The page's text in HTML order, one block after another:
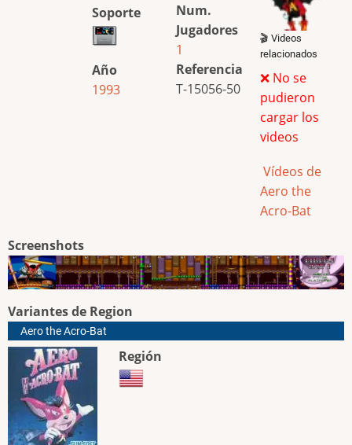
Soporte
Año
1993
Num.
Jugadores
1
Referencia
T-15056-50
🎬 Videos
relacionados
❌ No se
pudieron
cargar los
videos
Vídeos de
Aero the
Acro-Bat
Screenshots
Variantes de Region
Aero the Acro-Bat
Región